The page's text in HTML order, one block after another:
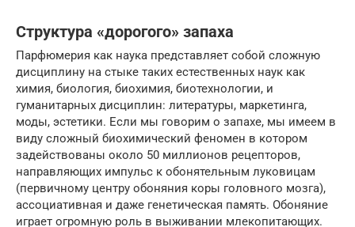
Структура «дорогого» запаха
Парфюмерия как наука представляет собой сложную
дисциплину на стыке таких естественных наук как
химия, биология, биохимия, биотехнологии, и
гуманитарных дисциплин: литературы, маркетинга,
моды, эстетики. Если мы говорим о запахе, мы имеем в
виду сложный биохимический феномен в котором
задействованы около 50 миллионов рецепторов,
направляющих импульс к обонятельным луковицам
(первичному центру обоняния коры головного мозга),
ассоциативная и даже генетическая память. Обоняние
играет огромную роль в выживании млекопитающих.